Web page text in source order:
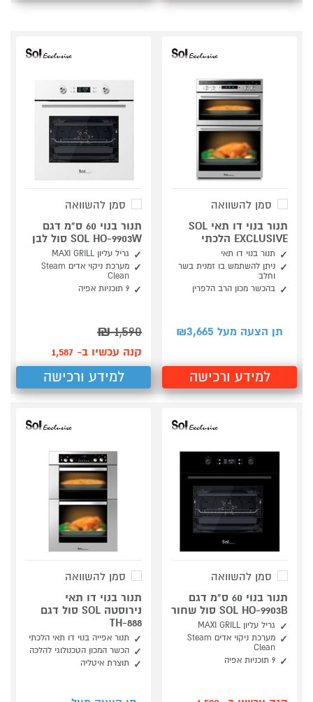
סמן להשוואה
תנור בנוי דו תאי SOL
EXCLUSIVE הלכתי
תנור בנוי דו תאי
ניתן להשתמש בו זמנית בשר
וחלב
בהכשר מכון הרב הלפרין
תן הצעה מעל ₪ 3,665
למידע ורכישה
סמן להשוואה
תנור בנוי 60 ס"מ דגם
SOL HO-9903W סול לבן
גריל עליון MAXI GRILL
מערכת ניקוי אדים Steam
Clean
9 תוכניות אפיה
1,590
₪
קנה עכשיו ב- 1,587
למידע ורכישה
סמן להשוואה
תנור בנוי 60 ס"מ דגם
SOL HO-9903B סול שחור
גריל עליון MAXI GRILL
מערכת ניקוי אדים Steam
Clean
9 תוכניות אפיה
סמן להשוואה
תנור בנוי דו תאי
נירוסטה SOL סול דגם
TH-888
תנור אפייה בנוי דו תאי הלכתי
הכשר המכון הטכנולוגי להלכה
תוצרת איטליה